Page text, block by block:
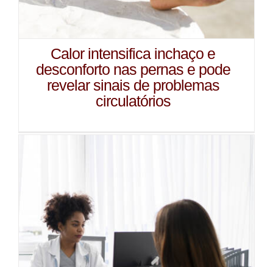
Calor intensifica inchaço e
desconforto nas pernas e pode
revelar sinais de problemas
circulatórios